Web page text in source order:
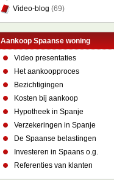
Video-blog (69)
Aankoop Spaanse woning
Video presentaties
Het aankoopproces
Bezichtigingen
Kosten bij aankoop
Hypotheek in Spanje
Verzekeringen in Spanje
De Spaanse belastingen
Investeren in Spaans o.g.
Referenties van klanten